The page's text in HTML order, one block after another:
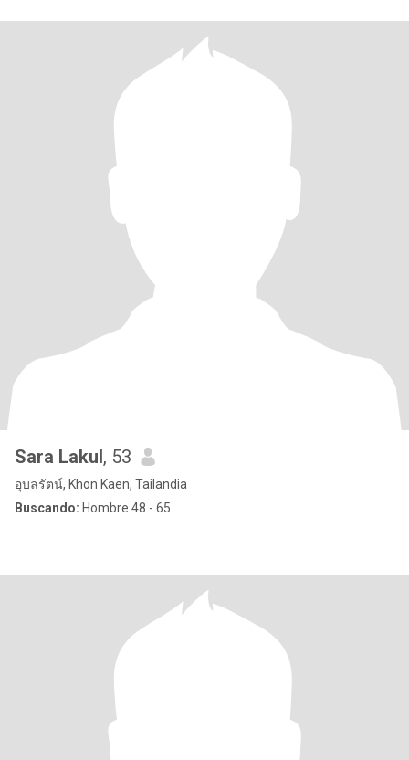
Sara Lakul, 53
อุบลรัตน์, Khon Kaen, Tailandia
Buscando: Hombre 48 - 65